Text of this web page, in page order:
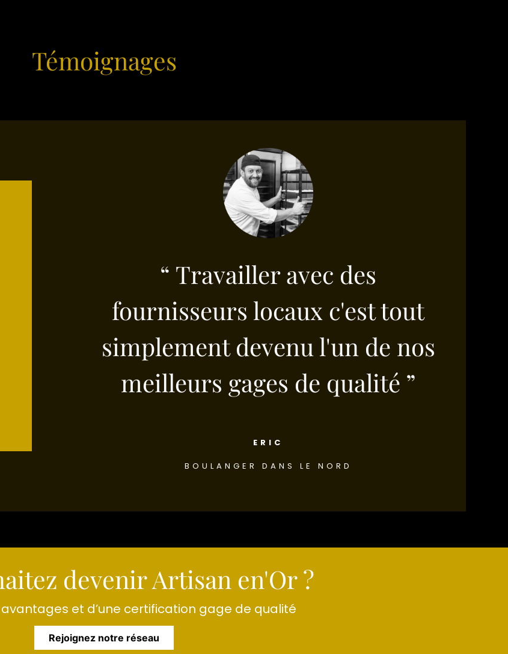
Témoignages
“ Travailler avec des
fournisseurs locaux c'est tout
simplement devenu l'un de nos
meilleurs gages de qualité ”
ERIC
BOULANGER DANS LE NORD
devenir Artisan en'Or ?
et d’une certification gage de qualité
Rejoignez notre réseau